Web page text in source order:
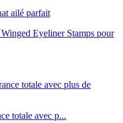
ailé parfait
Eyeliner Stamps pour
totale avec p...